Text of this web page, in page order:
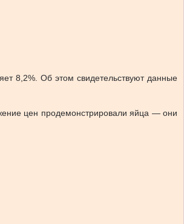
8,2%. Об этом свидетельствуют данные
цен продемонстрировали яйца — они